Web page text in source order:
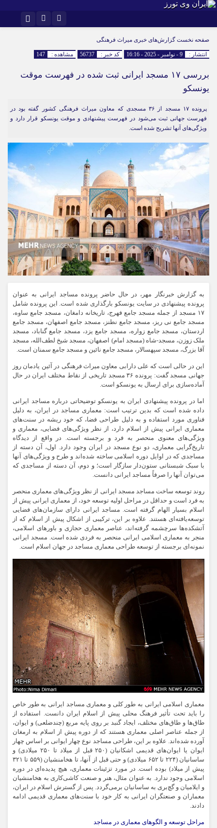
اینستاگرام
صفحه نخست گزارش‌های خبری میراث فرهنگی
انتشار : 9 - نوامبر - 2025 - 16:16 کد خبر : 56737 مشاهده : 147
بررسی ۱۷ مسجد ایرانی ثبت شده در فهرست موقت
یونسکو
پرونده ۱۷ مسجد از ۳۶ مسجدی که معاون میراث فرهنگی کشور گفته بود در
فهرست جهانی ثبت می‌شود در فهرست پیشنهادی و موقت یونسکو قرار دارد و
ویژگی‌های آنها تشریح شده است.
به گزارش خبرنگار مهر، در حال حاضر پرونده مساجد ایرانی به عنوان
پرونده پیشنهادی در سایت یونسکو بارگذاری شده است. این پرونده شامل
۱۷ مسجد از جمله مسجد جامع
فهرج،تاریخانه دامغان، مسجد جامع ساوه،
مسجد جامع نی ریز، مسجد جامع نطنز، مسجد جامع اصفهان، مسجد جامع
اردستان، مسجد جامع زواره، مسجد جامع یزد، مسجد جامع گناباد، مسجد
ملکزوزن، مسجد-شاه (مسجد امام) اصفهان، مسجد شیخ لطف‌الله، مسجد
آقا بزرگ، مسجد سپهسالار، مسجد جامع نائین و مسجد جامع سمنان است.
این در حالی است که علی دارابی معاون میراث فرهنگی در آئین یادمان روز
جهانی مسجد گفت: پرونده ۳۶ مسجد تاریخی از نقاط مختلف ایران در حال
آماده‌سازی برای ارسال به یونسکو است.
اما در پرونده پیشنهادی ایران به یونسکو توضیحاتی درباره مساجد ایرانی
داده شده است که بدین ترتیب است: معماری مساجد در ایران، به دلیل
فناوری مورد استفاده و به دلیل طراحی فضا، که خود ریشه در سنت‌های
معماری ایرانی پیش از اسلام دارد، از نظر ویژگی‌های فضایی، معماری و
ویژگی‌های معنوی منحصر به فرد و برجسته است. در واقع از دیدگاه
تاریخ‌گرایی معماری، دو نوع مسجد در ایران وجود دارد. اول، آن دسته از
مساجدی که در اوایل دوره اسلامی ساخته شده‌اند و طرح و ویژگی‌های آنها
با سبک شبستانی ستون‌دار سازگار است؛ و دوم، آن دسته از مساجدی که
می‌توان آنها را صرفاً مساجد ایرانی دانست.
روند توسعه ساخت مساجد مسجد ایرانی از نظر ویژگی‌های معماری منحصر
به فرد است و حداقل در مراحل اولیه توسعه خود، از معماری ایرانی پیش از
اسلام بسیار الهام گرفته است. مساجد ایرانی دارای سازمان‌های فضایی
توسعه‌یافته‌ای هستند. علاوه بر این، ترکیبی از اشکال پیش از اسلام که از
آتشکده‌ها سرچشمه گرفته‌اند، عناصر معماری حجازی و باورهای اسلامی،
منجر به معماری اسلامی ایرانی منحصر به فردی شده است. مسجد ایرانی
نمونه‌ای برجسته از توسعه طراحی معماری مساجد در جهان اسلام است.
معماری اسلامی ایرانی به طور کلی و معماری مساجد ایرانی به طور خاص
را باید تحت تأثیر فرهنگ محلی پیش از اسلام ایران دانست. استفاده از
طاق‌ها و طاق‌های مختلف، ایجاد گنبد بر روی پایه مربع (چندضلعی) و ایوان،
از جمله عناصر اصلی معماری هستند که از دوره پیش از اسلام به ارمغان
آورده شده‌اند. علاوه بر این، طراحی مساجد نوع چهار ایوانی بر اساس چهار
ایوان یا ایوان‌های قدیمی اشکانیان (۲۵۰ قبل از میلاد تا ۲۵۰ میلادی) و
ساسانیان (۲۲۴ تا ۶۵۲ میلادی) و حتی قبل از آنها، تا هخامنشیان (۵۵۹ تا ۳۲۱
پیش از میلاد) بوده است. در مورد تزئینات معماری، هیچ پدیده‌ای در دوره
اسلامی وجود ندارد. به عنوان مثال، هنر و صنعت کاشی‌کاری به هخامنشیان
و ایلامیان و گچ‌بری به ساسانیان برمی‌گردد. پس از گسترش اسلام در ایران،
معماران و صنعتگران ایرانی به کار خود با سنت‌های معماری قدیمی ادامه
دادند.
مراحل توسعه و الگوهای معماری در مساجد